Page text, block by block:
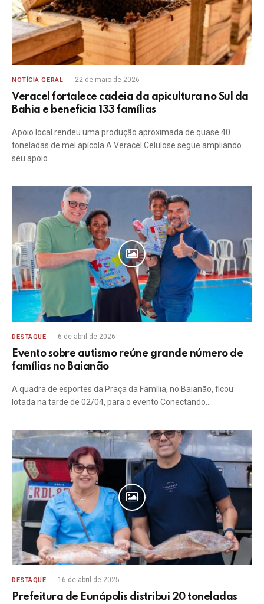
NOTÍCIA GERAL 22 de maio de 2026
Veracel fortalece cadeia da apicultura no Sul da
Bahia e beneficia 133 famílias
Apoio local rendeu uma produção aproximada de quase 40
toneladas de mel apícola A Veracel Celulose segue ampliando
seu apoio…
DESTAQUE 6 de abril de 2026
Evento sobre autismo reúne grande número de
famílias no Baianão
A quadra de esportes da Praça da Família, no Baianão, ficou
lotada na tarde de 02/04, para o evento Conectando…
DESTAQUE 16 de abril de 2025
Prefeitura de Eunápolis distribui 20 toneladas